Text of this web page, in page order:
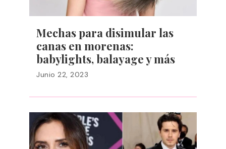
Mechas para disimular las
canas en morenas:
babylights, balayage y más
Junio 22, 2023